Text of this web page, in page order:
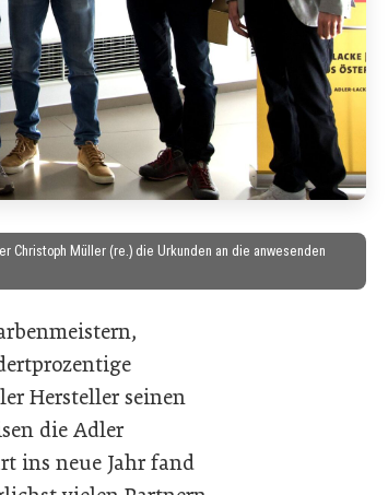
Christoph Müller (re.) die Urkunden an die anwesenden
Hersteller seinen
die Adler
ins neue Jahr fand